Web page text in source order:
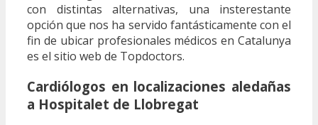
con distintas alternativas, una insterestante
opción que nos ha servido fantásticamente con el
fin de ubicar profesionales médicos en Catalunya
es el sitio web de Topdoctors.
Cardiólogos en localizaciones aledañas
a Hospitalet de Llobregat